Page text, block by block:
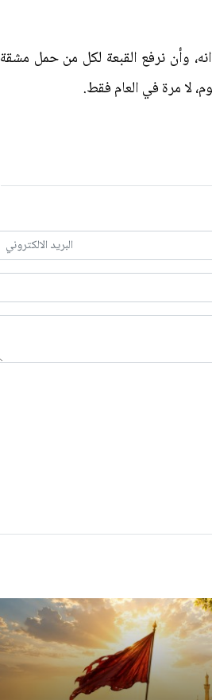
وأن نرفع القبعة لكل من حمل مشقة
لا مرة في العام فقط.